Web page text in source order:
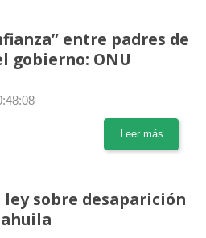
entre padres de
gobierno: ONU
Leer más
ley sobre desaparición